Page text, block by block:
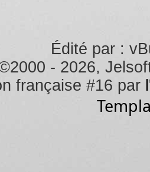
Édité par :
- 2026,
française #16 par